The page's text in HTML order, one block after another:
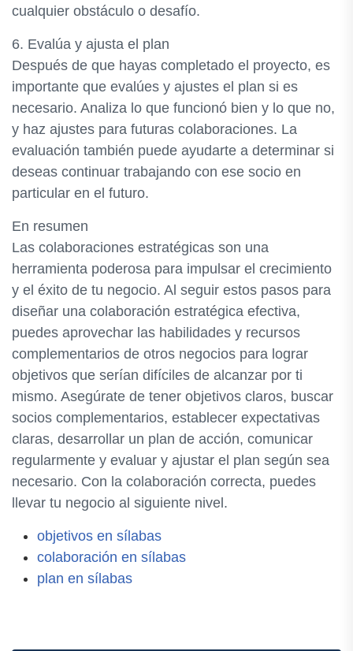
cualquier obstáculo o desafío.
6. Evalúa y ajusta el plan
Después de que hayas completado el proyecto, es
importante que evalúes y ajustes el plan si es
necesario. Analiza lo que funcionó bien y lo que no,
y haz ajustes para futuras colaboraciones. La
evaluación también puede ayudarte a determinar si
deseas continuar trabajando con ese socio en
particular en el futuro.
En resumen
Las colaboraciones estratégicas son una
herramienta poderosa para impulsar el crecimiento
y el éxito de tu negocio. Al seguir estos pasos para
diseñar una colaboración estratégica efectiva,
puedes aprovechar las habilidades y recursos
complementarios de otros negocios para lograr
objetivos que serían difíciles de alcanzar por ti
mismo. Asegúrate de tener objetivos claros, buscar
socios complementarios, establecer expectativas
claras, desarrollar un plan de acción, comunicar
regularmente y evaluar y ajustar el plan según sea
necesario. Con la colaboración correcta, puedes
llevar tu negocio al siguiente nivel.
objetivos en sílabas
colaboración en sílabas
plan en sílabas